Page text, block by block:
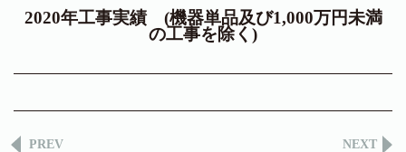
2020年工事実績 (機器単品及び1,000万円未満
の工事を除く)
PREV NEXT